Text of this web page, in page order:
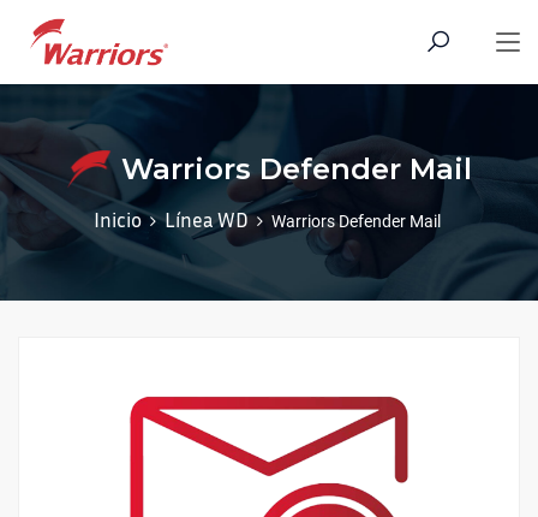
Warriors Defender Mail
Inicio Línea WD Warriors Defender Mail